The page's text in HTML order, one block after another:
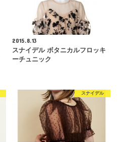
2015.8.13
スナイデル ボタニカルフロッキ
ーチュニック
スナイデル